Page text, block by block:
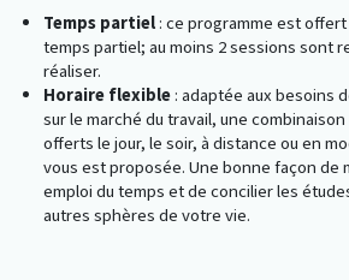
Temps partiel : ce programme est
temps partiel; au moins 2 sessions sont
réaliser.
Horaire flexible : adaptée aux besoins
sur le marché du travail, une
offerts le jour, le soir, à distance ou en
vous est proposée. Une bonne façon de
emploi du temps et de concilier les
autres sphères de votre vie.